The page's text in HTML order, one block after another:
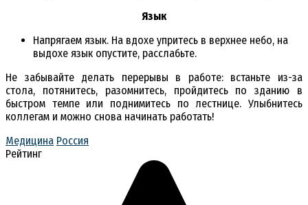
Язык
Напрягаем язык. На вдохе упритесь в верхнее небо, на
выдохе язык опустите, расслабьте.
Не забывайте делать перерывы в работе: встаньте из-за
стола, потянитесь, разомнитесь, пройдитесь по зданию в
быстром темпе или поднимитесь по лестнице. Улыбнитесь
коллегам и можно снова начинать работать!
Медицина Россия
Рейтинг